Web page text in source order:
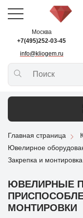
Москва
+7(495)252-03-45
info@kliogem.ru
Главная страница
Ювелирное
Закрепка и монтировка
ЮВЕЛИРНЫЕ
МОНТИРОВКИ